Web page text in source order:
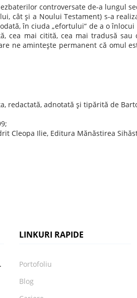
controversate de-a lungul
cât şi a Noului Testament) s-a
în ciuda „efortului“ de a o
cea mai citită, cea mai tradusă
ne aminteşte permanent că omul
redactată, adnotată şi tipărită de
Cleopa Ilie, Editura Mănăstirea
LINKURI RAPIDE
Portofoliu
Blog